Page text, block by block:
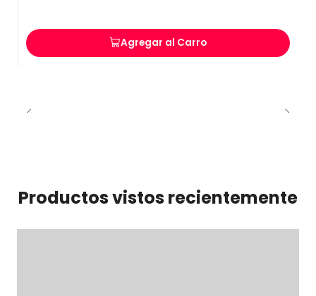
Agregar al Carro
Productos vistos recientemente